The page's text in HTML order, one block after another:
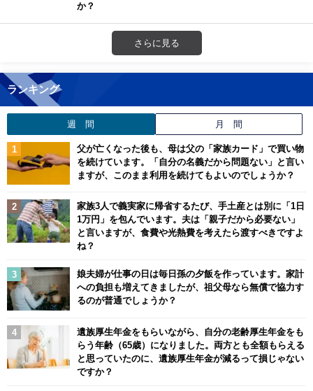
か？
さらに見る
ランキング
週 間 月 間
父が亡くなった後も、母は父の「家族カード」で買い物
を続けています。「自分の名義だから問題ない」と言い
ますが、このまま利用を続けてもよいのでしょうか？
家族3人で義実家に帰省するたび、手土産とは別に「1日
1万円」を包んでいます。夫は「親子だから必要ない」
と言いますが、食費や光熱費を考えたら渡すべきですよ
ね？
娘夫婦が仕事の日は毎日孫の夕飯を作っています。家計
への負担も増えてきましたが、祖父母なら無償で協力す
るのが普通でしょうか？
遺族厚生年金をもらいながら、自分の老齢厚生年金をも
らう年齢（65歳）になりました。両方とも全額もらえる
と思っていたのに、遺族厚生年金が減るって損じゃない
ですか？